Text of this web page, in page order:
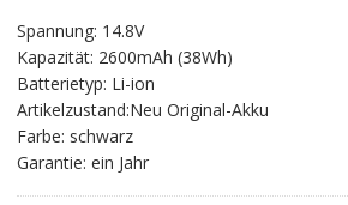
war:
€66,75
ist:
€40,27.
Spannung: 14.8V
Kapazität: 2600mAh (38Wh)
Batterietyp: Li-ion
Artikelzustand:Neu Original-Akku
Farbe: schwarz
Garantie: ein Jahr